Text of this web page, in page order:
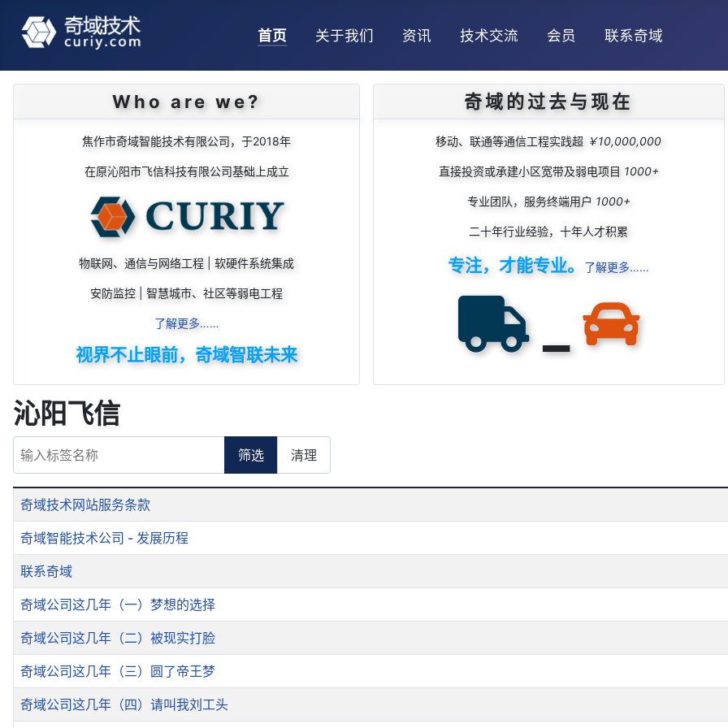
首页 关于我们 资讯 技术交流 会员 联系奇域
Who are we?
焦作市奇域智能技术有限公司，于2018年
在原沁阳市飞信科技有限公司基础上成立
物联网、通信与网络工程 | 软硬件系统集成
安防监控 | 智慧城市、社区等弱电工程
了解更多……
视界不止眼前，奇域智联未来
奇域的过去与现在
移动、联通等通信工程实践超 ￥10,000,000
直接投资或承建小区宽带及弱电项目 1000+
专业团队，服务终端用户 1000+
二十年行业经验，十年人才积累
专注，才能专业。 了解更多……
_
沁阳飞信
输入标签名称
筛选 清理
标
题
奇域技术网站服务条款
奇域智能技术公司 - 发展历程
联系奇域
奇域公司这几年（一）梦想的选择
奇域公司这几年（二）被现实打脸
奇域公司这几年（三）圆了帝王梦
奇域公司这几年（四）请叫我刘工头